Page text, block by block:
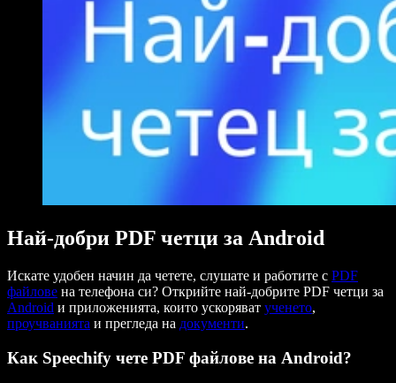
Най-добри PDF четци за Android
Искате удобен начин да четете, слушате и работите с PDF
файлове на телефона си? Открийте най-добрите PDF четци за
Android и приложенията, които ускоряват ученето,
проучванията и прегледа на документи.
Как Speechify чете PDF файлове на Android?